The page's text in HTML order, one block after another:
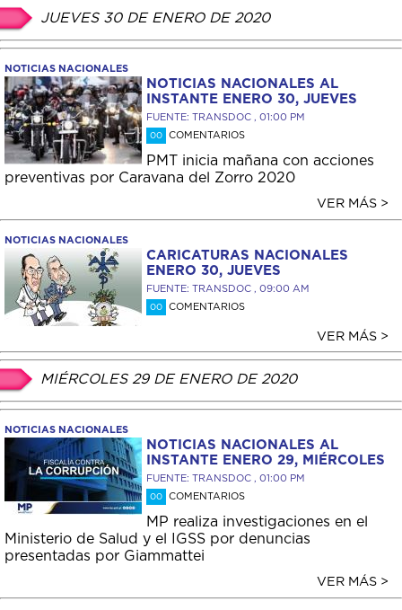
JUEVES 30 DE ENERO DE 2020
NOTICIAS NACIONALES
NOTICIAS NACIONALES AL
INSTANTE ENERO 30, JUEVES
FUENTE: TRANSDOC , 01:00 PM
00 COMENTARIOS
PMT inicia mañana con acciones
preventivas por Caravana del Zorro 2020
VER MÁS >
NOTICIAS NACIONALES
CARICATURAS NACIONALES
ENERO 30, JUEVES
FUENTE: TRANSDOC , 09:00 AM
00 COMENTARIOS
VER MÁS >
MIÉRCOLES 29 DE ENERO DE 2020
NOTICIAS NACIONALES
NOTICIAS NACIONALES AL
INSTANTE ENERO 29, MIÉRCOLES
FUENTE: TRANSDOC , 01:00 PM
00 COMENTARIOS
MP realiza investigaciones en el
Ministerio de Salud y el IGSS por denuncias
presentadas por Giammattei
VER MÁS >